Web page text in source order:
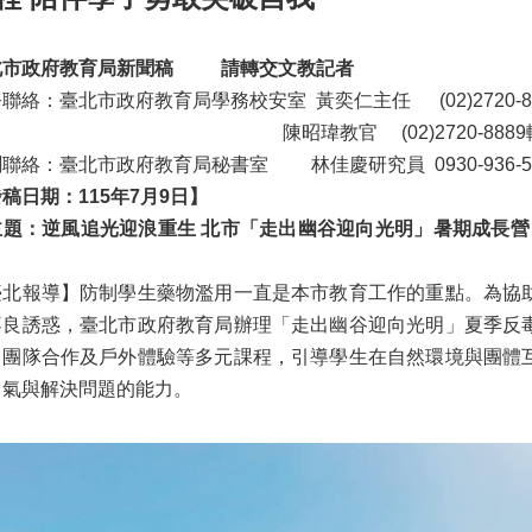
政府教育局新聞稿
請轉交文教記者
聯絡：臺北市政府教育局學務校安室 黃奕仁主任 (02)2720-
昭瑋教官 (02)2720-8889轉
聯絡：臺北市政府教育局秘書室 林佳慶研究員 0930-936-
日期：115年7月9日】
：逆風追光迎浪重生 北市「走出幽谷迎向光明」暑期成長
報導】防制學生藥物濫用一直是本市教育工作的重點。為
誘惑，臺北市政府教育局辦理「走出幽谷迎向光明」夏季
隊合作及戶外體驗等多元課程，引導學生在自然環境與團
與解決問題的能力。